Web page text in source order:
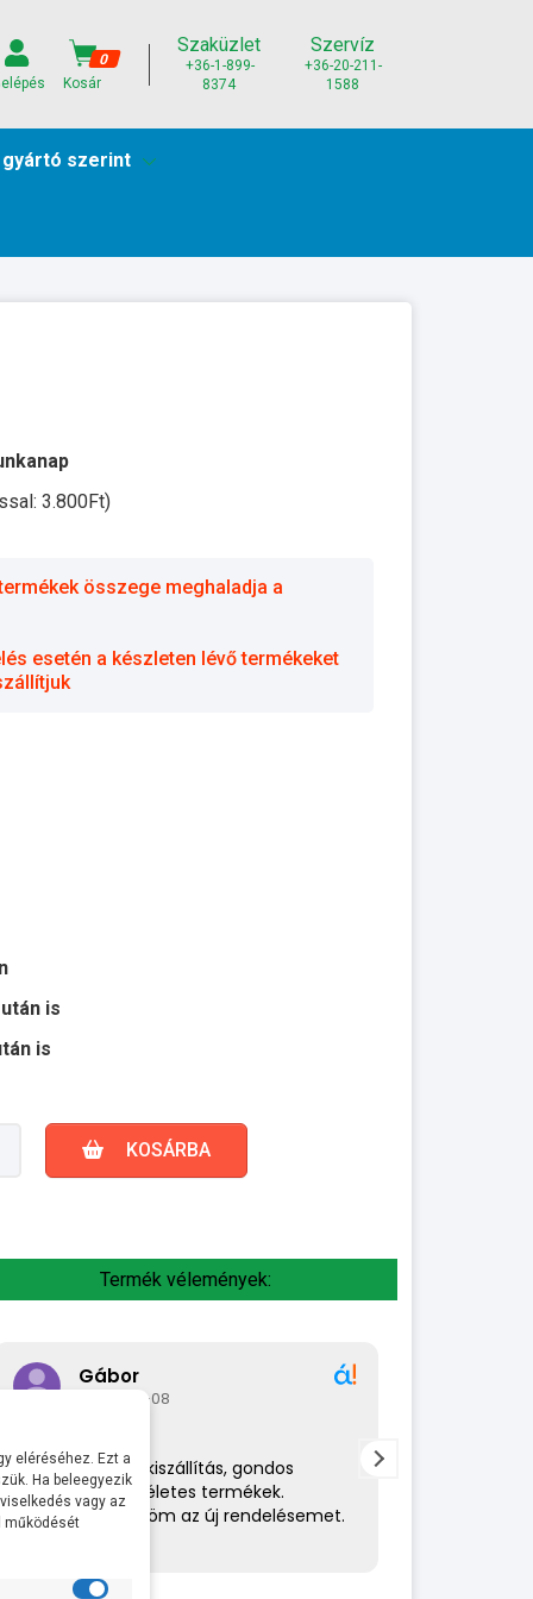
0
Kosár
Szaküzlet
+36-1-899-
8374
Szervíz
+36-20-211-
1588
szerint
3.800Ft)
összege meghaladja a
esetén a készleten lévő termékeket
is
is
KOSÁRBA
Termék vélemények:
Gábor
2026-07-08
Rendkívül gyors kiszállítás, gondos
csomagolás,tökéletes termékek.
Hamarosan küldöm az új rendelésemet.
eléréséhez. Ezt a
Ha beleegyezik
vagy az
működését